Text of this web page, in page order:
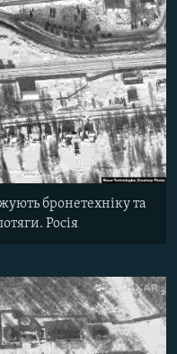
бронетехніку та
Росія